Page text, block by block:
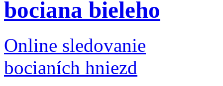
Online sledovanie
bocianích hniezd